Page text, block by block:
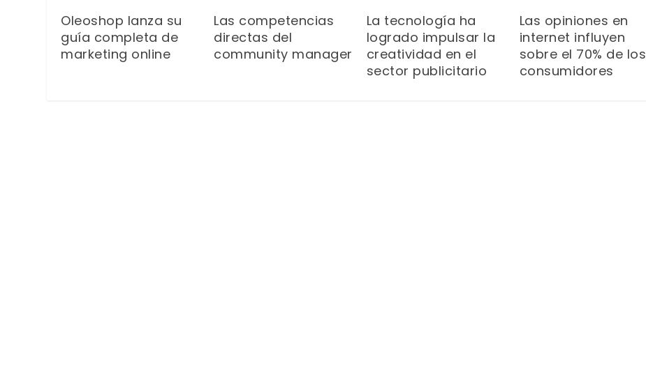
Oleoshop lanza su
guía completa de
marketing online
Las competencias
directas del
community manager
La tecnología ha
logrado impulsar la
creatividad en el
sector publicitario
Las opiniones en
internet influyen
sobre el 70% de los
consumidores